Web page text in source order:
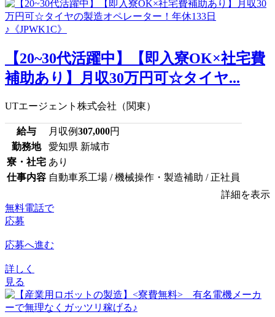
【20~30代活躍中】【即入寮OK×社宅費
補助あり】月収30万円可☆タイヤ...
UTエージェント株式会社（関東）
給与 月収例307,000円
勤務地
愛知県 新城市
寮・社宅 あり
仕事内容 自動車系工場 / 機械操作・製造補助 / 正社員
詳細を表示
無料電話で
応募
応募へ進む
詳しく
見る